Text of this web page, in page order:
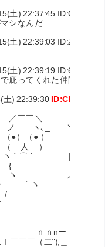
土) 22:37:45
シなんだ
土) 22:39:03
ID:ZTrtLqOv
土) 22:39:19
庇ってくれた仲間を見
土) 22:39:30
＼
波の裸体
） |
ひとつひ
こと
― ｀ヽ
ヽ
＿＿
ヽ |
ヽ
ｎｎnー ⌒ | | |
￣（二¨),＿_／ ￣